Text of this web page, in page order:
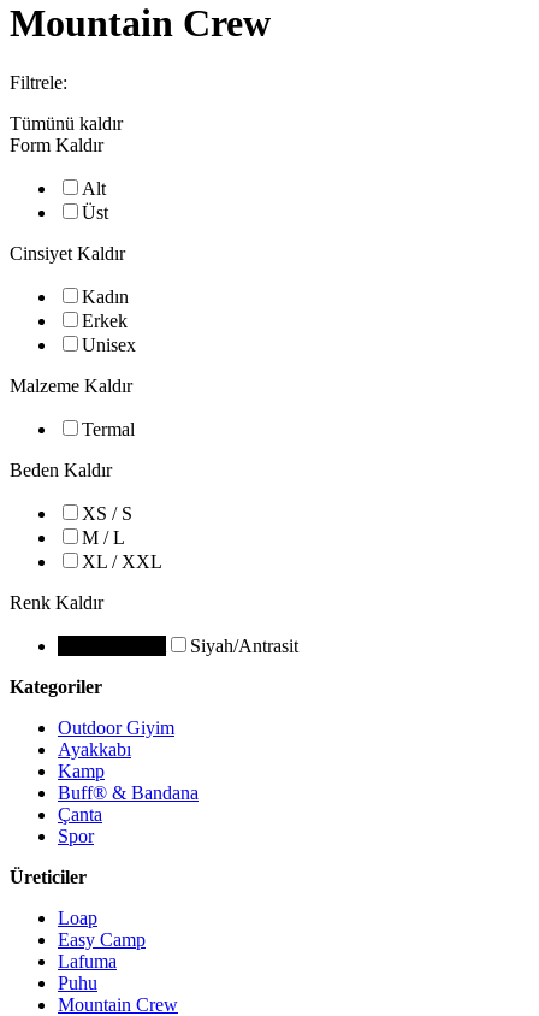
Mountain Crew
Filtrele:
Tümünü kaldır
Form Kaldır
Alt
Üst
Cinsiyet Kaldır
Kadın
Erkek
Unisex
Malzeme Kaldır
Termal
Beden Kaldır
XS / S
M / L
XL / XXL
Renk Kaldır
Siyah/Antrasit
Kategoriler
Outdoor Giyim
Ayakkabı
Kamp
Buff® & Bandana
Çanta
Spor
Üreticiler
Loap
Easy Camp
Lafuma
Puhu
Mountain Crew